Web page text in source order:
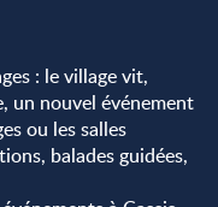
: le village vit,
un nouvel événement
ou les salles
balades guidées,